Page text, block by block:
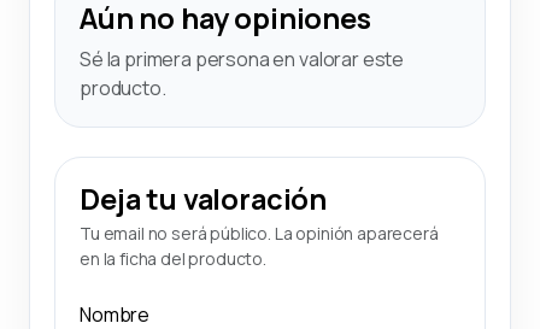
Aún no hay opiniones
Sé la primera persona en valorar este
producto.
Deja tu valoración
Tu email no será público. La opinión aparecerá
en la ficha del producto.
Nombre